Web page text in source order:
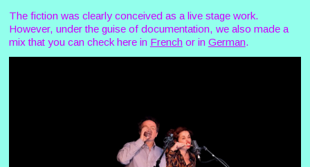
The fiction was clearly conceived as a live stage work.
However, under the guise of documentation, we also made a
mix that you can check here in Frenchor in German.